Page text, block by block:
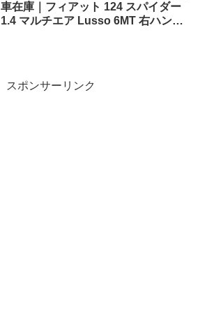
車在庫｜フィアット 124 スパイダー
1.4 マルチエア Lusso 6MT 右ハンド
スポンサーリンク